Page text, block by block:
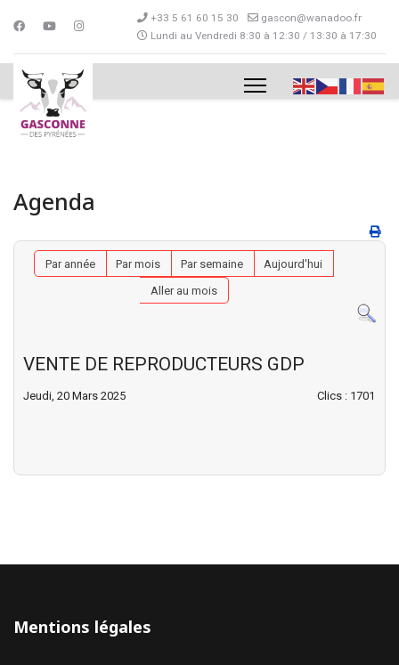
+33 5 61 60 15 30
gascon@wanadoo.fr
Lundi au Vendredi 8:30 à 12:30 / 13:30 à 17:30
Agenda
Par année Par mois Par semaine
Aujourd'hui
Aller au mois
VENTE DE REPRODUCTEURS GDP
Jeudi, 20 Mars 2025 Clics : 1701
Mentions légales